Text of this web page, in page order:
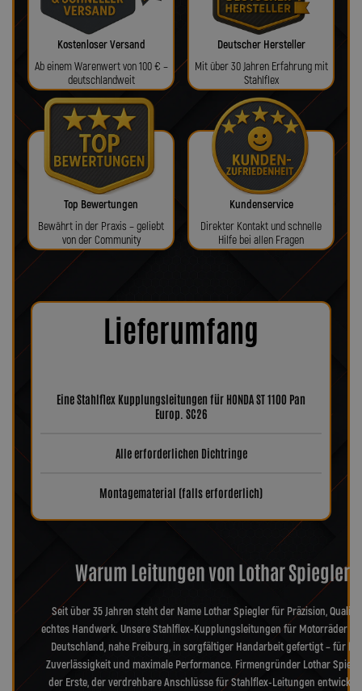
Kostenloser Versand
Ab einem Warenwert von 100 € –
deutschlandweit
Deutscher Hersteller
Mit über 30 Jahren Erfahrung mit
Stahlflex
Top Bewertungen
Bewährt in der Praxis – geliebt
von der Community
Kundenservice
Direkter Kontakt und schnelle
Hilfe bei allen Fragen
Lieferumfang
Eine Stahlflex Kupplungsleitungen für HONDA ST 1100 Pan
Europ. SC26
Alle erforderlichen Dichtringe
Montagematerial (falls erforderlich)
Warum Leitungen von Lothar Spiegler?
Seit über 35 Jahren steht der Name Lothar Spiegler für Präzision,
echtes Handwerk. Unsere Stahlflex-Kupplungsleitungen für Motorräder
Deutschland, nahe Freiburg, in sorgfältiger Handarbeit gefertigt – für
Zuverlässigkeit und maximale Performance. Firmengründer Lothar
der Erste, der verdrehbare Anschlüsse für Stahlflex-Leitungen